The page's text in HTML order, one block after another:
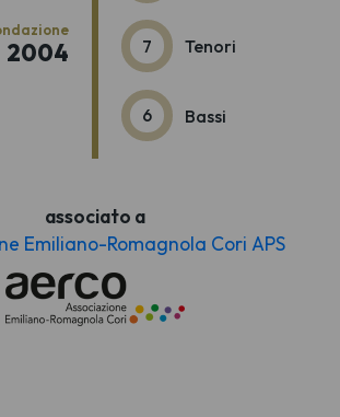
2004 7 Tenori
6 Bassi
associato a
Emiliano-Romagnola Cori APS